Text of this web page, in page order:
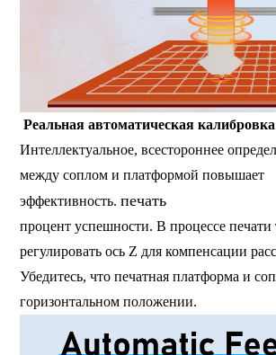
Реальная автоматическая калибровка
Интеллектуальное, всестороннее
между соплом и платформой повышает
эффективность.печать
процент успешности. В процессе
регулировать ось Z для компенсации
Убедитесь, что печатная платформа и
горизонтальном положении.